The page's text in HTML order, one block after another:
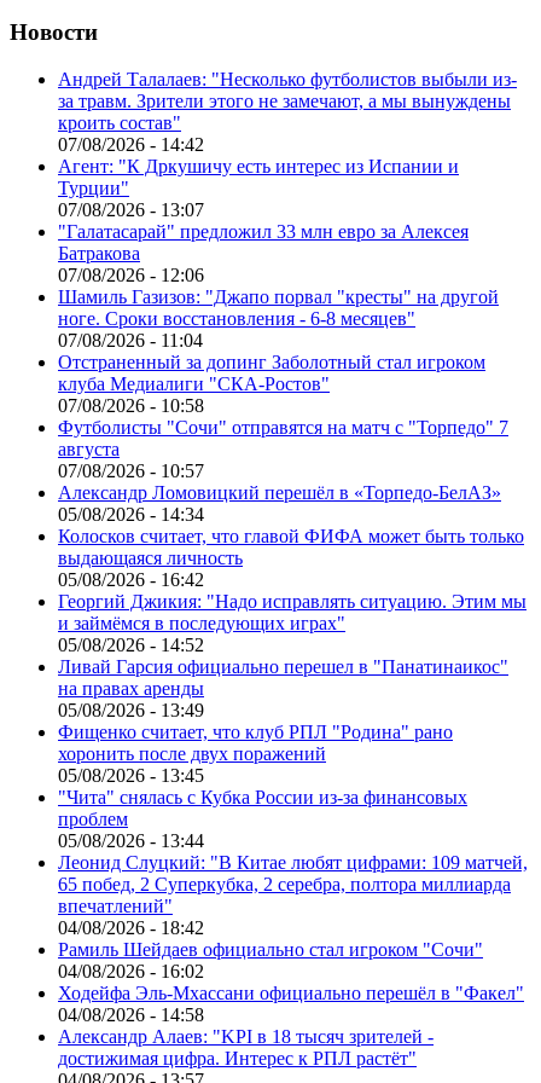
Новости
Андрей Талалаев: "Несколько футболистов выбыли из-
за травм. Зрители этого не замечают, а мы вынуждены
кроить состав"
07/08/2026 - 14:42
Агент: "К Дркушичу есть интерес из Испании и
Турции"
07/08/2026 - 13:07
"Галатасарай" предложил 33 млн евро за Алексея
Батракова
07/08/2026 - 12:06
Шамиль Газизов: "Джапо порвал "кресты" на другой
ноге. Сроки восстановления - 6-8 месяцев"
07/08/2026 - 11:04
Отстраненный за допинг Заболотный стал игроком
клуба Медиалиги "СКА-Ростов"
07/08/2026 - 10:58
Футболисты "Сочи" отправятся на матч с "Торпедо" 7
августа
07/08/2026 - 10:57
Александр Ломовицкий перешёл в «Торпедо-БелАЗ»
05/08/2026 - 14:34
Колосков считает, что главой ФИФА может быть только
выдающаяся личность
05/08/2026 - 16:42
Георгий Джикия: "Надо исправлять ситуацию. Этим мы
и займёмся в последующих играх"
05/08/2026 - 14:52
Ливай Гарсия официально перешел в "Панатинаикос"
на правах аренды
05/08/2026 - 13:49
Фищенко считает, что клуб РПЛ "Родина" рано
хоронить после двух поражений
05/08/2026 - 13:45
"Чита" снялась с Кубка России из-за финансовых
проблем
05/08/2026 - 13:44
Леонид Слуцкий: "В Китае любят цифрами: 109 матчей,
65 побед, 2 Суперкубка, 2 серебра, полтора миллиарда
впечатлений"
04/08/2026 - 18:42
Рамиль Шейдаев официально стал игроком "Сочи"
04/08/2026 - 16:02
Ходейфа Эль-Мхассани официально перешёл в "Факел"
04/08/2026 - 14:58
Александр Алаев: "KPI в 18 тысяч зрителей -
достижимая цифра. Интерес к РПЛ растёт"